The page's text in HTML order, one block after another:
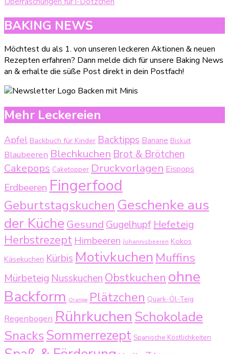
BAKING NEWS
Möchtest du als 1. von unseren leckeren Aktionen & neuen
Rezepten erfahren? Dann melde dich für unsere Baking News
an & erhalte die süße Post direkt in dein Postfach!
Mehr Leckereien
Apfel Backbuch für Kinder Backtipps Banane Biskuit
Blaubeeren Blechkuchen Brot & Brötchen
Cakepops Caketopper Druckvorlagen Eispops
Erdbeeren Fingerfood
Geburtstagskuchen Geschenke aus
der KücheGesund Gugelhupf Hefeteig
HerbstrezeptHimbeeren Johannisbeeren Kokos
Käsekuchen Kürbis Motivkuchen Muffins
Mürbeteig Nusskuchen Obstkuchen ohne
Backform Orange Plätzchen Quark-Öl-Teig
Regenbogen Rührkuchen Schokolade
SnacksSommerrezept Spanische Köstlichkeiten